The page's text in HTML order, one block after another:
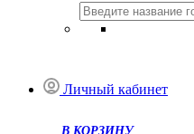
Личный кабинет